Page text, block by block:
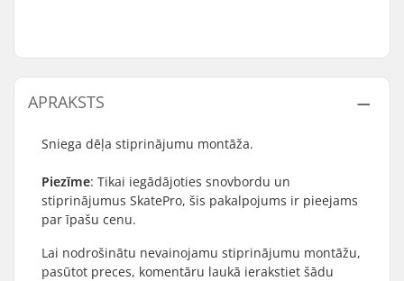
APRAKSTS
Sniega dēļa stiprinājumu montāža.
Piezīme: Tikai iegādājoties snovbordu un
stiprinājumus SkatePro, šis pakalpojums ir pieejams
par īpašu cenu.
Lai nodrošinātu nevainojamu stiprinājumu montāžu,
pasūtot preces, komentāru laukā ierakstiet šādu